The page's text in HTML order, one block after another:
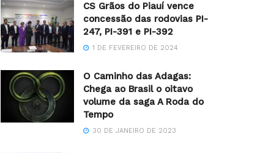
CS Grãos do Piauí vence
concessão das rodovias PI-
247, PI-391 e PI-392
1 DE FEVEREIRO DE 2024
O Caminho das Adagas:
Chega ao Brasil o oitavo
volume da saga A Roda do
Tempo
30 DE JANEIRO DE 2023